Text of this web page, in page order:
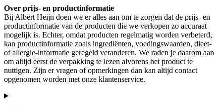
Over prijs- en productinformatie
Bij Albert Heijn doen we er alles aan om te zorgen dat de prijs- en
productinformatie van de producten die we verkopen zo accuraat
mogelijk is. Echter, omdat producten regelmatig worden verbeterd,
kan productinformatie zoals ingrediënten, voedingswaarden, dieet-
of allergie-informatie geregeld veranderen. We raden je daarom aan
om altijd eerst de verpakking te lezen alvorens het product te
nuttigen. Zijn er vragen of opmerkingen dan kan altijd contact
opgenomen worden met onze klantenservice.